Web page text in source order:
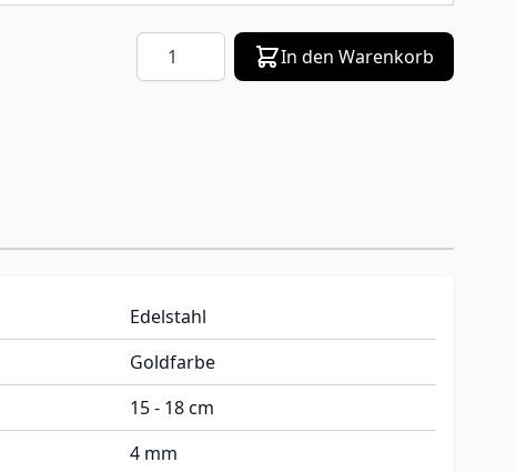
Menge In den Warenkorb
Edelstahl
Goldfarbe
15 - 18 cm
4 mm